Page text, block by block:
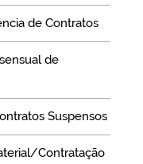
de Contratos
de
Suspensos
Contratação